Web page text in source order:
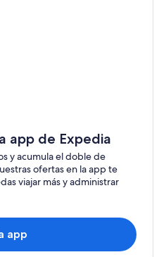
app de Expedia
y acumula el doble de
ofertas en la app te
viajar más y administrar
app